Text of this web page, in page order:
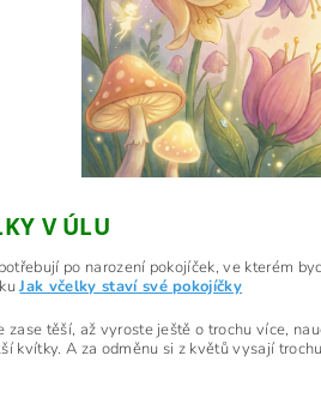
V ÚLU
po narození pokojíček, ve kterém
Jak včelky staví své pokojíčky
zase těší, až vyroste ještě o trochu více,
kvítky. A za odměnu si z květů vysají